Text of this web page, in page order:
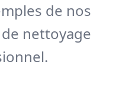
de nos
nettoyage